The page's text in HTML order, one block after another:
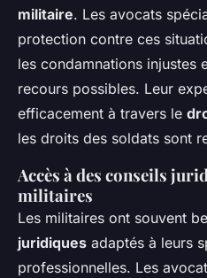
militaire. Les avocats
protection contre ces
les condamnations injustes
recours possibles. Leur
efficacement à travers le
les droits des soldats sont
Accès à des conseils
militaires
Les militaires ont souvent
juridiques adaptés à leurs
professionnelles. Les